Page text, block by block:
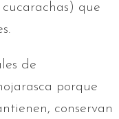
que
de
porque
conservan